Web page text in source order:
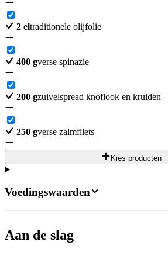
2 eltraditionele olijfolie
400 gverse spinazie
200 gzuivelspread knoflook en kruiden
250 gverse zalmfilets
Kies producten
Aan de slag
Voedingswaarden